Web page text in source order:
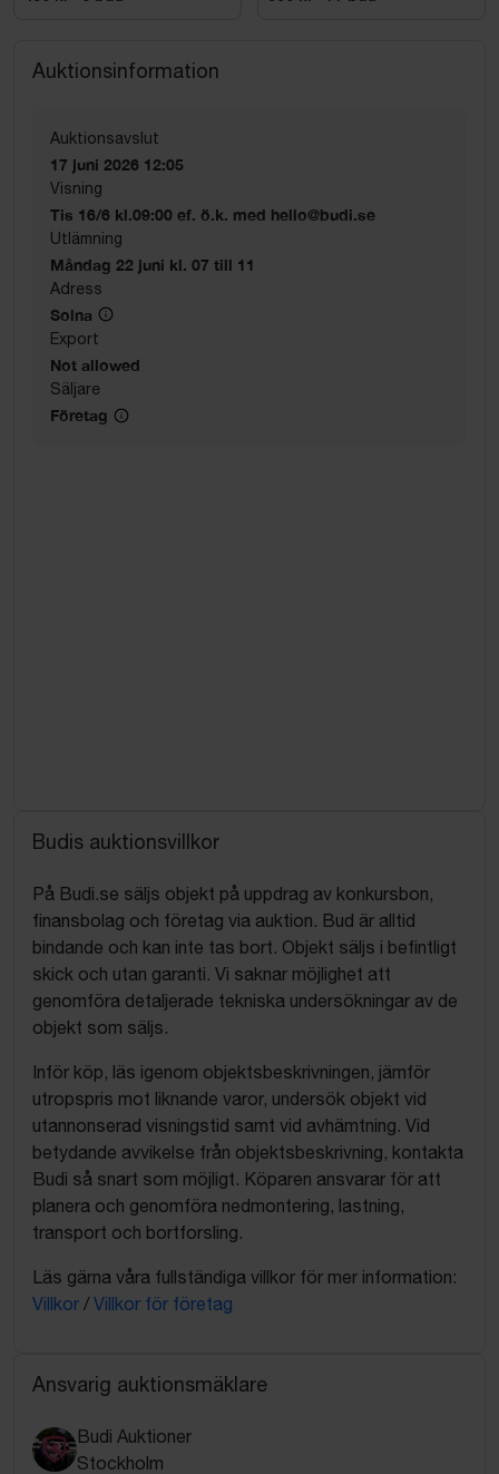
Bredd: ca 90 cm
Auktionsinformation
Auktionsavslut
17 juni 2026 12:05
Visning
Tis 16/6 kl.09:00 ef. ö.k. med hello@budi.se
Utlämning
Måndag 22 juni kl. 07 till 11
Adress
Solna
Export
Not allowed
Säljare
Företag
Budis auktionsvillkor
På Budi.se säljs objekt på uppdrag av konkursbon,
finansbolag och företag via auktion. Bud är alltid
bindande och kan inte tas bort. Objekt säljs i befintligt
skick och utan garanti. Vi saknar möjlighet att
genomföra detaljerade tekniska undersökningar av de
objekt som säljs.
Inför köp, läs igenom objektsbeskrivningen, jämför
utropspris mot liknande varor, undersök objekt vid
utannonserad visningstid samt vid avhämtning. Vid
betydande avvikelse från objektsbeskrivning, kontakta
Budi så snart som möjligt. Köparen ansvarar för att
planera och genomföra nedmontering, lastning,
transport och bortforsling.
Läs gärna våra fullständiga villkor för mer information:
Villkor / Villkor för företag
Ansvarig auktionsmäklare
Budi Auktioner
Stockholm